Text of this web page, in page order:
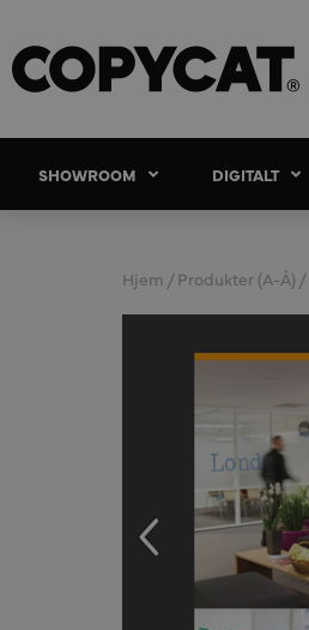
SHOWROOM DIGITALT
Hjem /Produkter (A-Å) /